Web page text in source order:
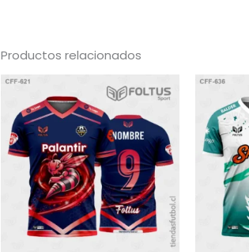
Productos relacionados